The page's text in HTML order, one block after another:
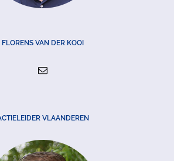
FLORENS VAN DER KOOI
VLAANDEREN